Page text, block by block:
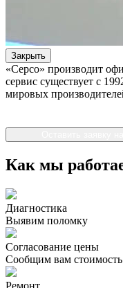
Закрыть
«Серсо» производит
сервис существует с
мировых
Как мы
Диагностика
Выявим поломку
Согласование цены
Сообщим вам
Ремонт